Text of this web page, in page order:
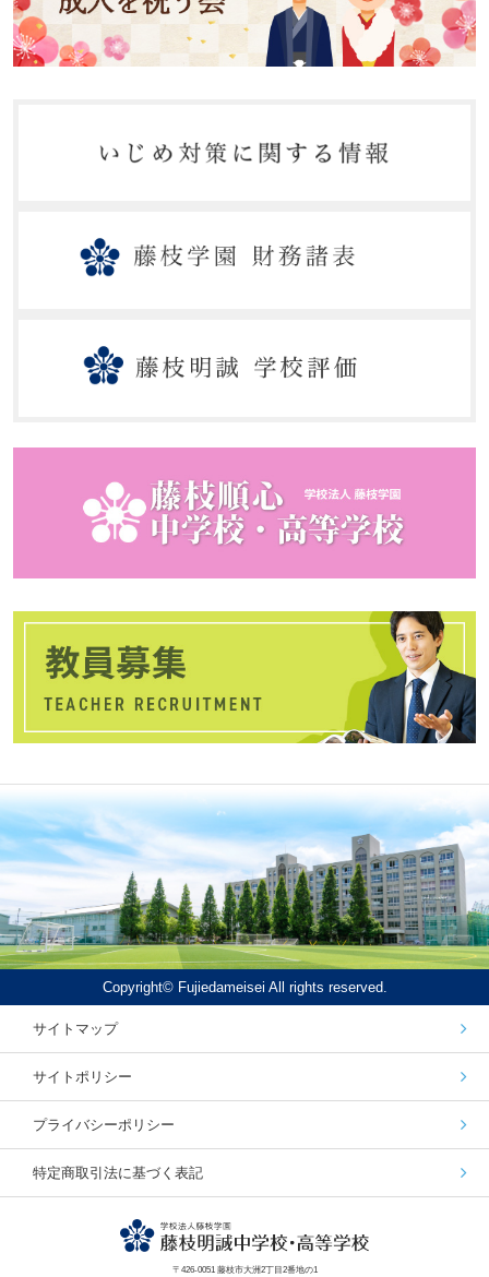
Copyright© Fujiedameisei All rights reserved.
サイトマップ
サイトポリシー
プライバシーポリシー
特定商取引法に基づく表記
〒426-0051 藤枝市大洲2丁目2番地の1